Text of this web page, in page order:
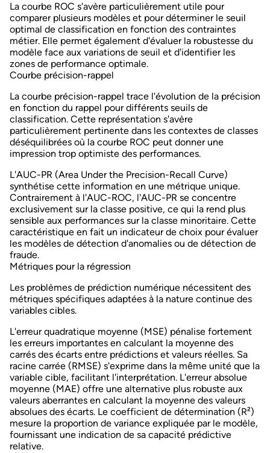
La courbe ROC s'avère particulièrement utile pour
comparer plusieurs modèles et pour déterminer le seuil
optimal de classification en fonction des contraintes
métier. Elle permet également d'évaluer la robustesse du
modèle face aux variations de seuil et d'identifier les
zones de performance optimale.
Courbe précision-rappel
La courbe précision-rappel trace l'évolution de la précision
en fonction du rappel pour différents seuils de
classification. Cette représentation s'avère
particulièrement pertinente dans les contextes de classes
déséquilibrées où la courbe ROC peut donner une
impression trop optimiste des performances.
L'AUC-PR (Area Under the Precision-Recall Curve)
synthétise cette information en une métrique unique.
Contrairement à l'AUC-ROC, l'AUC-PR se concentre
exclusivement sur la classe positive, ce qui la rend plus
sensible aux performances sur la classe minoritaire. Cette
caractéristique en fait un indicateur de choix pour évaluer
les modèles de détection d'anomalies ou de détection de
fraude.
Métriques pour la régression
Les problèmes de prédiction numérique nécessitent des
métriques spécifiques adaptées à la nature continue des
variables cibles.
L'erreur quadratique moyenne (MSE) pénalise fortement
les erreurs importantes en calculant la moyenne des
carrés des écarts entre prédictions et valeurs réelles. Sa
racine carrée (RMSE) s'exprime dans la même unité que la
variable cible, facilitant l'interprétation. L'erreur absolue
moyenne (MAE) offre une alternative plus robuste aux
valeurs aberrantes en calculant la moyenne des valeurs
absolues des écarts. Le coefficient de détermination (R²)
mesure la proportion de variance expliquée par le modèle,
fournissant une indication de sa capacité prédictive
relative.